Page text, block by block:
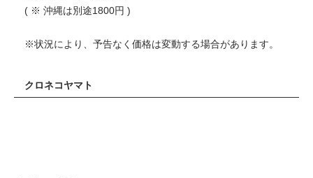
( ※ 沖縄は別途1800円 )
※状況により、予告なく価格は変動する場合があります。
クロネコヤマト